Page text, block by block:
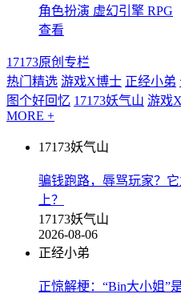
角色扮演 虚幻引擎 RPG
查看
17173原创专栏
热门精选 游戏X博士 正经小弟
图个好回忆 17173妖气山 游戏
MORE +
17173妖气山
骗钱跑路，辱骂玩家？
上？
17173妖气山
2026-08-06
正经小弟
正惊解梗：“Bin大小姐”